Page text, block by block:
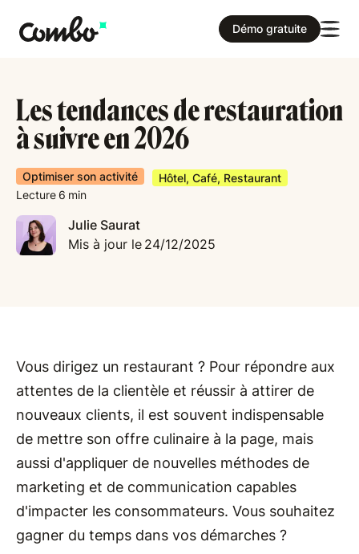
Démo gratuite
Les tendances de restauration
à suivre en 2026
Optimiser son activité
Hôtel, Café, Restaurant
Lecture 6 min
Julie Saurat
Mis à jour le 24/12/2025
Vous dirigez un restaurant ? Pour répondre aux
attentes de la clientèle et réussir à attirer de
nouveaux clients, il est souvent indispensable
de mettre son offre culinaire à la page, mais
aussi d'appliquer de nouvelles méthodes de
marketing et de communication capables
d'impacter les consommateurs. Vous souhaitez
gagner du temps dans vos démarches ?